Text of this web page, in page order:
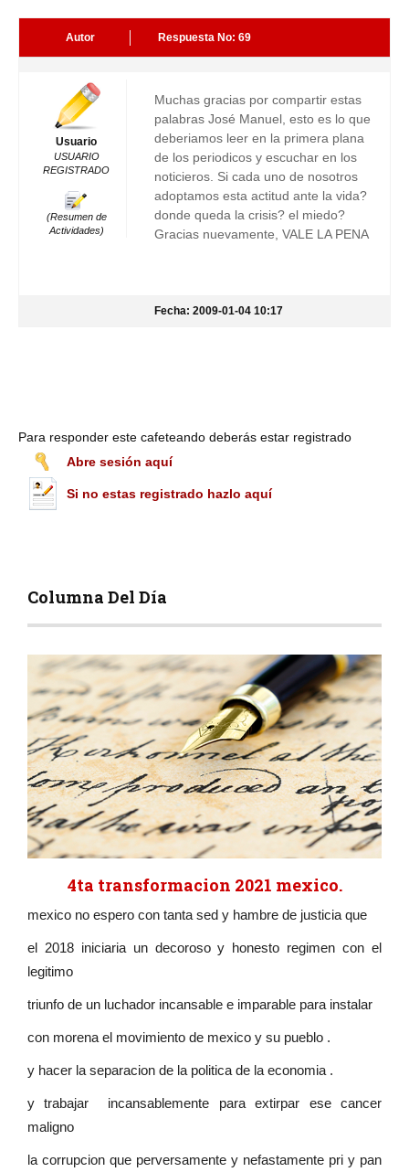
Autor Respuesta No: 69
Usuario
USUARIO
REGISTRADO
(Resumen de
Actividades)
Muchas gracias por compartir estas
palabras José Manuel, esto es lo que
deberiamos leer en la primera plana
de los periodicos y escuchar en los
noticieros. Si cada uno de nosotros
adoptamos esta actitud ante la vida?
donde queda la crisis? el miedo?
Gracias nuevamente, VALE LA PENA
Fecha: 2009-01-04 10:17
Para responder este cafeteando deberás estar registrado
Abre sesión aquí
Si no estas registrado hazlo aquí
Columna Del Día
4ta transformacion 2021 mexico.
mexico no espero con tanta sed y hambre de justicia que
el 2018 iniciaria un decoroso y honesto regimen con el
legitimo
triunfo de un luchador incansable e imparable para instalar
con morena el movimiento de mexico y su pueblo .
y hacer la separacion de la politica de la economia .
y trabajar incansablemente para extirpar ese cancer
maligno
la corrupcion que perversamente y nefastamente pri y pan